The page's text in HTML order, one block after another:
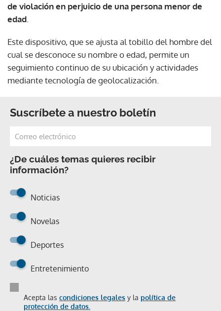
de violación en perjuicio de una persona menor de
edad
Este dispositivo, que se ajusta al tobillo del hombre del
cual se desconoce su nombre o edad, permite un
seguimiento continuo de su ubicación y actividades
mediante tecnología de geolocalización.
Suscríbete a nuestro boletín
¿De cuáles temas quieres recibir
información?
Noticias
Novelas
Deportes
Entretenimiento
Acepta las condiciones legales y la política de
protección de datos.